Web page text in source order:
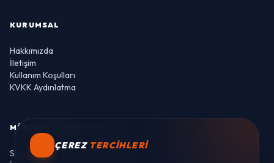
KURUMSAL
Hakkımızda
İletişim
Kullanım Koşulları
KVKK Aydınlatma
MÜŞTERI HIZMETLERI
Sipariş Takibi
ÇEREZ TERCIHLERI